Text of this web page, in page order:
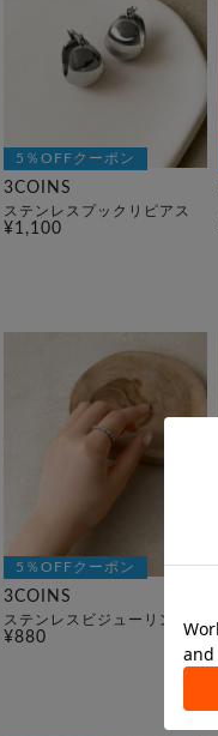
5％OFFクーポン
3COINS
ステンレスプックリピアス
¥1,100
5％OFFクーポン
3COINS
ステンレスビジューリング
¥880